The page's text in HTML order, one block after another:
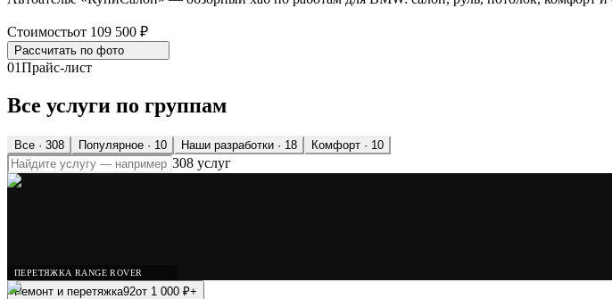
Стоимостьот 109 500 ₽
Рассчитать по фото
01Прайс-лист
Все услуги по группам
Все · 308 Популярное · 10 Наши разработки · 18 Комфорт · 10
308 услуг
ПЕРЕТЯЖКА RANGE ROVER
Ремонт и перетяжка92от 1 000 ₽+